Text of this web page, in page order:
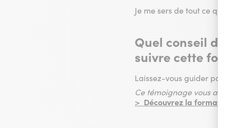
Je me sers de tout ce
Quel conseil
suivre cette
Laissez-vous guider par
Ce témoignage vous a
> Découvrez la